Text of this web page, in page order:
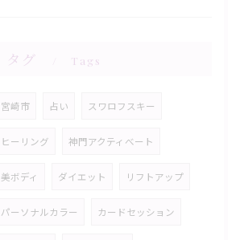
タグ Tags
宮崎市 占い スワロフスキー
ヒーリング 神門アクティべート
美ボディ ダイエット リフトアップ
パーソナルカラー カードセッション